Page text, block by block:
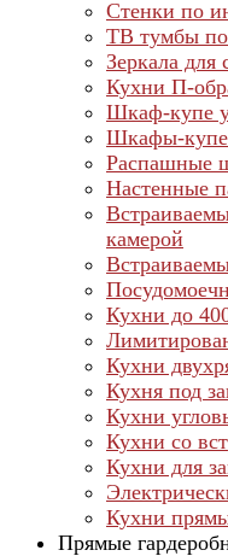
Стенки по
ТВ тумбы
Зеркала для
Кухни П-
Шкаф-купе
Шкафы-купе
Распашные
Настенные
камерой
Кухни до
Кухни
Кухня под
Кухни
Кухни со
Кухни для
Кухни
Прямые